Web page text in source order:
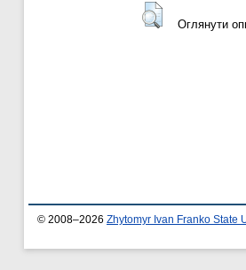
Оглянути
© 2008–2026 Zhytomyr Ivan Franko State